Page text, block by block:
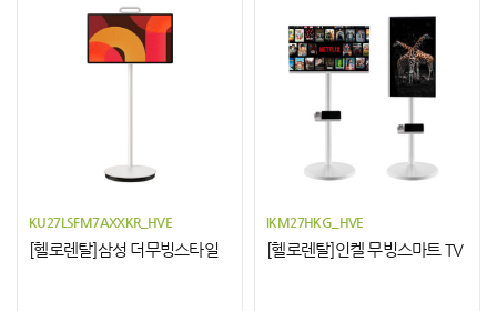
KU27LSFM7AXXKR_HVE
[헬로렌탈]삼성 더무빙스타일
IKM27HKG_HVE
[헬로렌탈]인켈 무빙스마트 TV